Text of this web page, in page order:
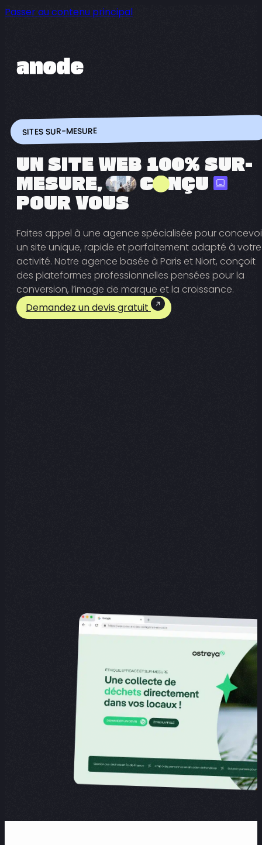
Passer au contenu principal
SITES SUR-MESURE
UN SITE WEB 100% SUR-
MESURE,OO CONÇU
POUR VOUS
Faites appel à une agence spécialisée pour
un site unique, rapide et parfaitement adapté à votre
activité. Notre agence basée à Paris et Niort, conçoit
des plateformes professionnelles pensées pour la
conversion, l’image de marque et la croissance.
Demandez un devis gratuit